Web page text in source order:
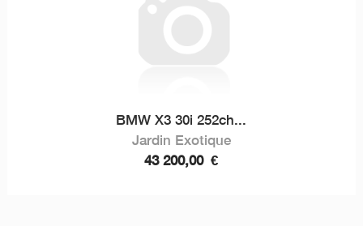
BMW X3 30i 252ch...
Jardin Exotique
43 200,00 €